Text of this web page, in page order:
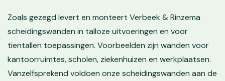
Zoals gezegd levert en monteert Verbeek & Rinzema
scheidingswanden in talloze uitvoeringen en voor
tientallen toepassingen. Voorbeelden zijn wanden voor
kantoorruimtes, scholen, ziekenhuizen en werkplaatsen.
Vanzelfsprekend voldoen onze scheidingswanden aan de